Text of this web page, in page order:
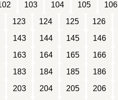
103 104 105 106
123 124 125 126
143 144 145 146
163 164 165 166
183 184 185 186
203 204 205 206